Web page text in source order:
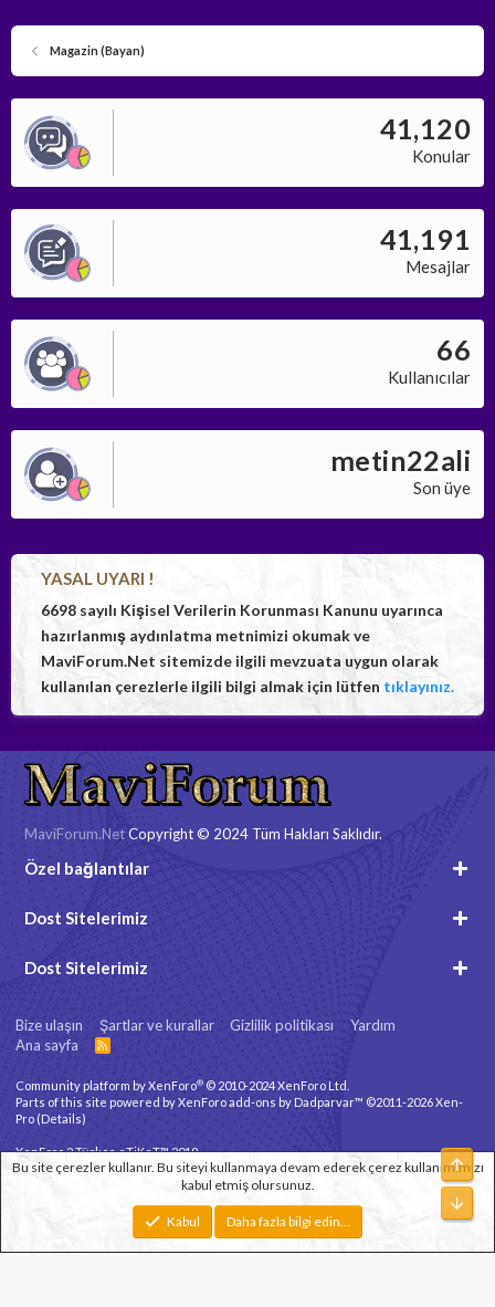
Magazin (Bayan)
41,120
Konular
41,191
Mesajlar
66
Kullanıcılar
metin22ali
Son üye
YASAL UYARI !
6698 sayılı Kişisel Verilerin Korunması Kanunu uyarınca
hazırlanmış aydınlatma metnimizi okumak ve
MaviForum.Net sitemizde ilgili mevzuata uygun olarak
kullanılan çerezlerle ilgili bilgi almak için lütfen tıklayınız.
MaviForum.NetCopyright © 2024 Tüm Hakları Saklıdır.
Özel bağlantılar
Dost Sitelerimiz
Dost Sitelerimiz
Bize ulaşın Şartlar ve kurallar Gizlilik politikası
Yardım
Ana sayfa
R
Community platform by XenForo® © 2010-2024 XenForo Ltd.
Parts of this site powered byXenForo add-ons by Dadparvar™ ©2011-2026Xen-
Pro (Details)
XenForo 2 Türkçe eTiKeT™ 2019
© by ©XenTR
Toplam sorgu Toplam zaman
En fazla bellek
Bu site çerezler kullanır. Bu siteyi kullanmaya devam ederek çerez kullanımımızı
kabul etmiş olursunuz.
Kabul Daha fazla bilgi edin…
Üst
Alt